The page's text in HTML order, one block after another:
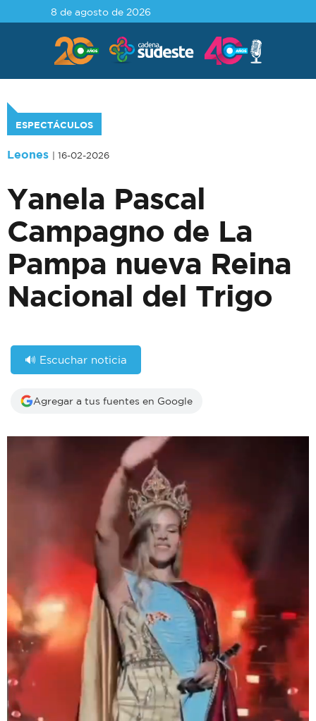
8 de agosto de 2026
ESPECTÁCULOS
Leones | 16-02-2026
Yanela Pascal
Campagno de La
Pampa nueva Reina
Nacional del Trigo
🔊 Escuchar noticia
Agregar a tus fuentes en Google